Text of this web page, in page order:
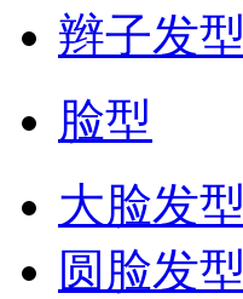
辫子发型
脸型
大脸发型
圆脸发型